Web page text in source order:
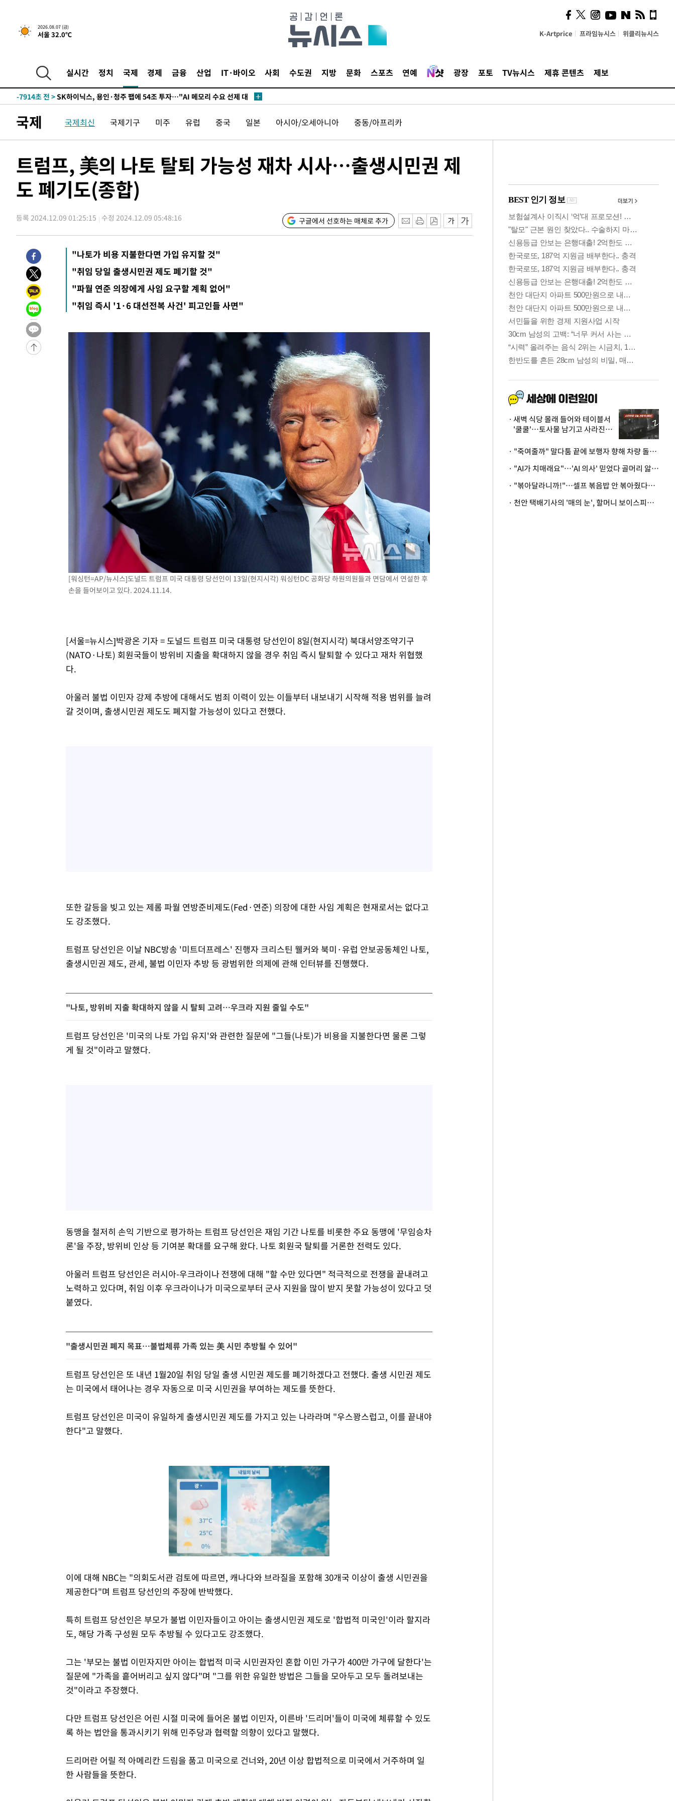
2026.08.07 (금)
서울 32.0℃ K-Artprice 프라임뉴시스 위클리뉴시스
실시간 정치 국제 경제 금융 산업 IT·바이오 사회 수도권 지방 문화 스포츠 연예 광장 포토 TV뉴시스 제휴 콘텐츠 제보
실천"
-20142초 전 >이란, "오만과 '중앙 단일 루트' 합의…북쪽 인바운드·남쪽 아웃바
운드는 임시"
-11710초 전 >"낮 기온 소폭 하락"…수도권 폭염중대경보, 폭염경보로 하향
-11637초 전 >
[단독]중수청 지원 검사들, 정원 초과 시 낮은 계급 임용…희망지 못
-9608초 전 >
-7914초 전 >SK하이닉스, 용인·청주 팹에 54조 투자…"AI 메모리 수요 선제 대
-4023초 전 >
외국인 심판 성 접대 7경기 들여다보니…한국 축구 '5승 2무'
-3757초 전 >[속보]코스닥, 2.86포인트(0.36%) 내린 798.81마감
-3690초 전 >[속보]원·달러 환율, 7.7원 내린 1416.1원 마감
-3579초 전 > [속보] 노원서 40.1도 관측…서울, 2018년 이후 첫 40도
-669초 전 > [속보]종합특검, '계엄 수용공간 확보' 신용해 前교정본부장 기소
8분 전 >11시간 압수수색에 성접대 파문까지…'쑥대밭' 된 축구협회
24분 전 >[속보]규제합리화위원회 부위원장에 김태유 서울대 공대 교수…이병태
후임
-28627초 전 >
이강인, 폭염 속 AT마드리드 첫 훈련…80명 식사 대접까지(종합)
-25766초 전 >
미 사업체 일자리, 7월에 2.3만개 순감하고 그 전 2개월 10.3만개
하향수정 (2보)
-25214초 전 >
-21077초 전 >
[속보]이 대통령 "부동산 공급 기존 사고방식 매달리지 말고 과감히
실천"
-20162초 전 >
이란, "오만과 '중앙 단일 루트' 합의…북쪽 인바운드·남쪽 아웃바
운드는 임시"
-11730초 전 >
-11694초 전 >
[속보]이 대통령, '호우피해' 안동·의성 관할 4개 면 특별재난지역
선포
-11657초 전 >
[단독]중수청 지원 검사들, 정원 초과 시 낮은 계급 임용…희망지 못
낮 최고 37도 찜통더위…곳곳 소나기·강원 많은 비[내일날씨]
SK하이닉스, 용인·청주 팹에 54조 투자…"AI 메모리 수요 선제 대
여자배구 이재영·이다영 자매, 아제르바이잔 투란VC 입단
외국인 심판 성 접대 7경기 들여다보니…한국 축구 '5승 2무'
[속보]코스닥, 2.86포인트(0.36%) 내린 798.81마감
[속보]코스피, 6200선 약보합…0.60% 내린 6258.77에 마쳐
[속보]원·달러 환율, 7.7원 내린 1416.1원 마감
[속보] 노원서 40.1도 관측…서울, 2018년 이후 첫 40도
[속보]종합특검, '계엄 수용공간 확보' 신용해 前교정본부장 기소
외신들도 주목한 韓축구 파문…"국민적 공분에 수사 재개"
11시간 압수수색에 성접대 파문까지…'쑥대밭' 된 축구협회
[속보]규제합리화위원회 부위원장에 김태유 서울대 공대 교수…이병태
국제 국제최신 국제기구 미주 유럽 중국 일본 아시아/오세아니아 중동/아프리카
트럼프, 美의 나토 탈퇴 가능성 재차 시사…출생시민권 제
도 폐기도(종합)
등록 2024.12.09 01:25:15 수정 2024.12.09 05:48:16 구글에서 선호하는 매체로 추가
"나토가 비용 지불한다면 가입 유지할 것"
"취임 당일 출생시민권 제도 폐기할 것"
"파월 연준 의장에게 사임 요구할 계획 없어"
"취임 즉시 '1·6 대선전복 사건' 피고인들 사면"
[워싱턴=AP/뉴시스]도널드 트럼프 미국 대통령 당선인이 13일(현지시각) 워싱턴DC 공화당 하원의원들과 면담에서 연설한 후
손을 들어보이고 있다. 2024.11.14.
[서울=뉴시스]박광온 기자 = 도널드 트럼프 미국 대통령 당선인이 8일(현지시각) 북대서양조약기구
(NATO·나토) 회원국들이 방위비 지출을 확대하지 않을 경우 취임 즉시 탈퇴할 수 있다고 재차 위협했
다.
아울러 불법 이민자 강제 추방에 대해서도 범죄 이력이 있는 이들부터 내보내기 시작해 적용 범위를 늘려
갈 것이며, 출생시민권 제도도 폐지할 가능성이 있다고 전했다.
또한 갈등을 빚고 있는 제롬 파월 연방준비제도(Fed·연준) 의장에 대한 사임 계획은 현재로서는 없다고
도 강조했다.
트럼프 당선인은 이날 NBC방송 '미트더프레스' 진행자 크리스틴 웰커와 북미·유럽 안보공동체인 나토,
출생시민권 제도, 관세, 불법 이민자 추방 등 광범위한 의제에 관해 인터뷰를 진행했다.
"나토, 방위비 지출 확대하지 않을 시 탈퇴 고려…우크라 지원 줄일 수도"
트럼프 당선인은 '미국의 나토 가입 유지'와 관련한 질문에 "그들(나토)가 비용을 지불한다면 물론 그렇
게 될 것"이라고 말했다.
동맹을 철저히 손익 기반으로 평가하는 트럼프 당선인은 재임 기간 나토를 비롯한 주요 동맹에 '무임승차
론'을 주장, 방위비 인상 등 기여분 확대를 요구해 왔다. 나토 회원국 탈퇴를 거론한 전력도 있다.
아울러 트럼프 당선인은 러시아-우크라이나 전쟁에 대해 "할 수만 있다면" 적극적으로 전쟁을 끝내려고
노력하고 있다며, 취임 이후 우크라이나가 미국으로부터 군사 지원을 많이 받지 못할 가능성이 있다고 덧
붙였다.
"출생시민권 폐지 목표…불법체류 가족 있는 美 시민 추방될 수 있어"
트럼프 당선인은 또 내년 1월20일 취임 당일 출생 시민권 제도를 폐기하겠다고 전했다. 출생 시민권 제도
는 미국에서 태어나는 경우 자동으로 미국 시민권을 부여하는 제도를 뜻한다.
트럼프 당선인은 미국이 유일하게 출생시민권 제도를 가지고 있는 나라라며 "우스꽝스럽고, 이를 끝내야
한다"고 말했다.
이에 대해 NBC는 "의회도서관 검토에 따르면, 캐나다와 브라질을 포함해 30개국 이상이 출생 시민권을
제공한다"며 트럼프 당선인의 주장에 반박했다.
특히 트럼프 당선인은 부모가 불법 이민자들이고 아이는 출생시민권 제도로 '합법적 미국인'이라 할지라
도, 해당 가족 구성원 모두 추방될 수 있다고도 강조했다.
그는 '부모는 불법 이민자지만 아이는 합법적 미국 시민권자인 혼합 이민 가구가 400만 가구에 달한다'는
질문에 "가족을 흩어버리고 싶지 않다"며 "그를 위한 유일한 방법은 그들을 모아두고 모두 돌려보내는
것"이라고 주장했다.
다만 트럼프 당선인은 어린 시절 미국에 들어온 불법 이민자, 이른바 '드리머'들이 미국에 체류할 수 있도
록 하는 법안을 통과시키기 위해 민주당과 협력할 의향이 있다고 말했다.
드리머란 어릴 적 아메리칸 드림을 품고 미국으로 건너와, 20년 이상 합법적으로 미국에서 거주하며 일
한 사람들을 뜻한다.
시, 스마트폰 액세서리에
NFC 더했다
새벽 식당 몰래 들어와 테이블서
'쿨쿨'…토사물 남기고 사라진 남
· "죽여줄까" 말다툼 끝에 보행자 향해 차량 돌진…50대 여성 중상
· "AI가 치매래요"…'AI 의사' 믿었다 골머리 앓는 美 의료계 '경고'
· "볶아달라니까!"…셀프 볶음밥 안 볶아줬다고 사장 폭행한 손님
· 천안 택배기사의 '매의 눈', 할머니 보이스피싱 피해 막아